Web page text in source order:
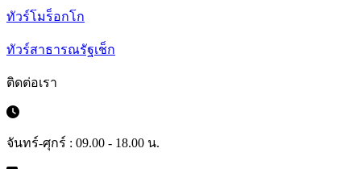
ทัวร์โมร็อกโก
ทัวร์สาธารณรัฐเช็ก
ติดต่อเรา
จันทร์-ศุกร์ : 09.00 - 18.00 น.